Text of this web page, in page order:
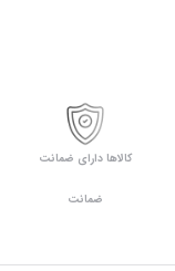
کالاها دارای ضمانت
ضمانت